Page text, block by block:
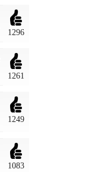
1296
1261
1249
1083